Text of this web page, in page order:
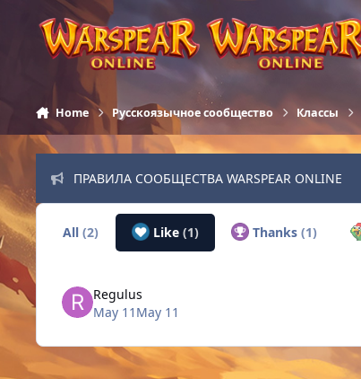
Skip to content
Home Русскоязычное сообщество Классы
ПРАВИЛА СООБЩЕСТВА WARSPEAR ONLINE
All(2) Like (1) Thanks(1)
Regulus
May 11 May 11